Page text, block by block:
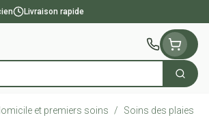
Livraison rapide
et premiers soins / Soins des plaies